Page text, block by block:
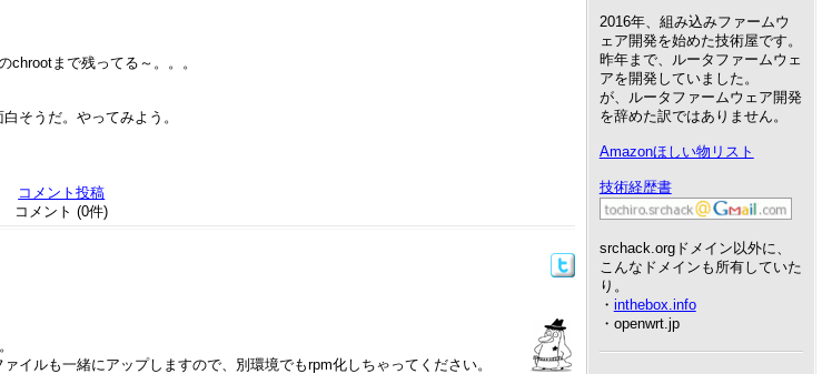
まで残ってる～。。。
そうだ。やってみよう。
コメント投稿
コメント (0件)
イルも一緒にアップしますので、別環境でもrpm化しちゃってください。
2016年、組み込みファームウ
ェア開発を始めた技術屋です。
昨年まで、ルータファームウェ
アを開発していました。
が、ルータファームウェア開発
を辞めた訳ではありません。
Amazonほしい物リスト
技術経歴書
srchack.orgドメイン以外に、
こんなドメインも所有していた
り。
・ inthebox.info
・openwrt.jp